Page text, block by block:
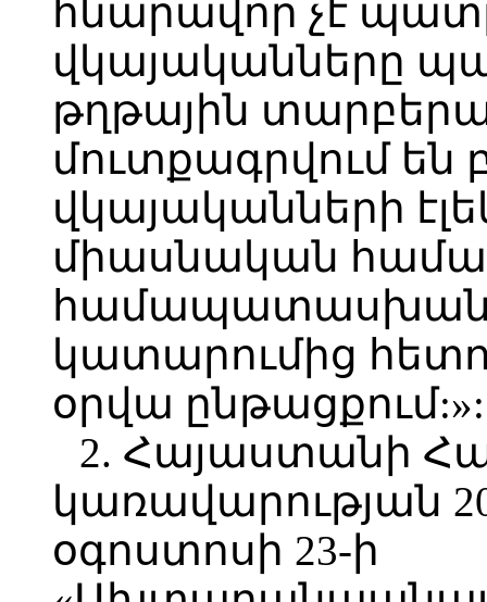
հնարավոր չէ
վկայականները
թղթային
մուտքագրվում են
վկայականների
միասնական
համապատասխան
կատարումից
օրվա ընթացքում:»:
2. Հայաստանի
կառավարության
օգոստոսի 23-ի